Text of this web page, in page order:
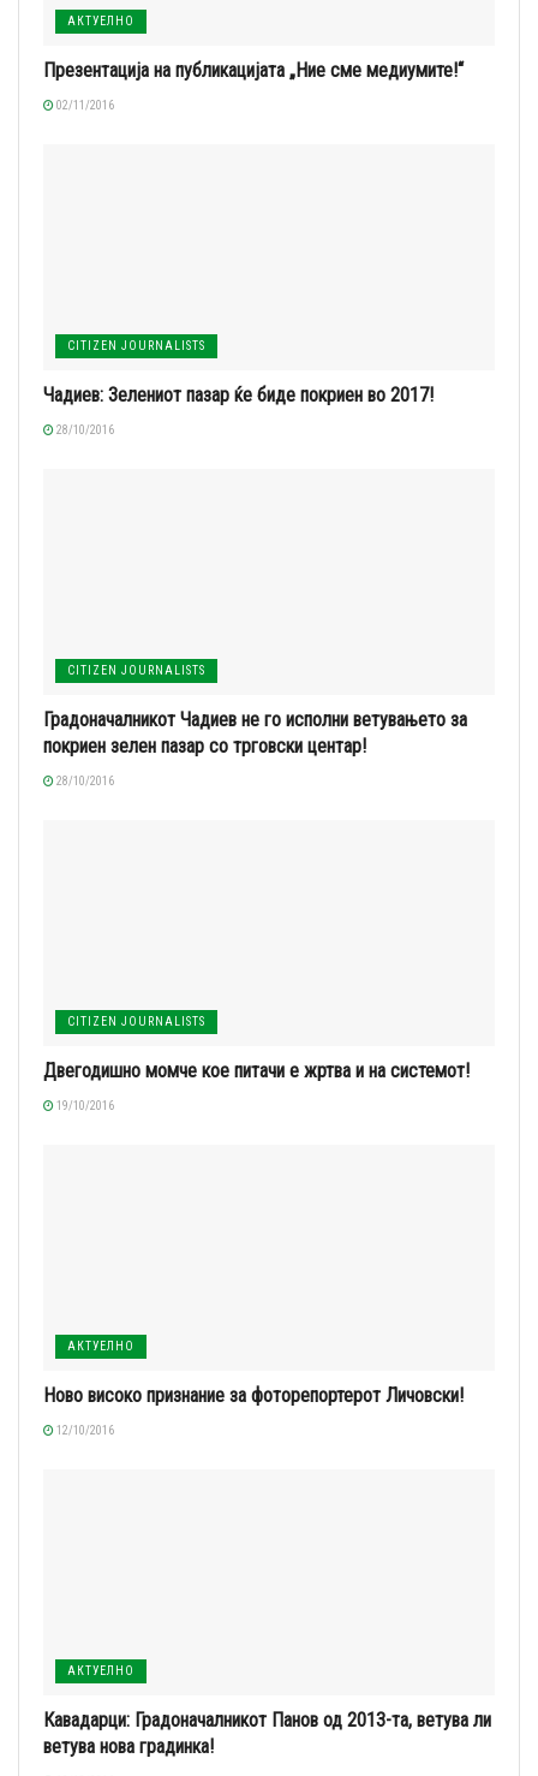
АКТУЕЛНО
Презентација на публикацијата „Ние сме медиумите!“
02/11/2016
CITIZEN JOURNALISTS
Чадиев: Зелениот пазар ќе биде покриен во 2017!
28/10/2016
CITIZEN JOURNALISTS
Градоначалникот Чадиев не го исполни ветувањето за
покриен зелен пазар со трговски центар!
28/10/2016
CITIZEN JOURNALISTS
Двегодишно момче кое питачи е жртва и на системот!
19/10/2016
АКТУЕЛНО
Ново високо признание за фоторепортерот Личовски!
12/10/2016
АКТУЕЛНО
Кавадарци: Градоначалникот Панов од 2013-та, ветува ли
ветува нова градинка!